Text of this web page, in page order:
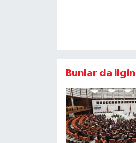
Bunlar da